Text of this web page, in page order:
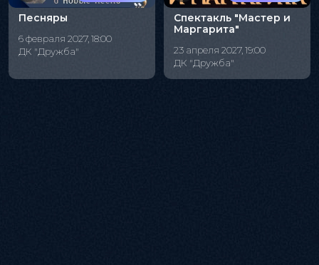
Песняры
6 февраля 2027, 18:00
ДК "Дружба"
Спектакль "Мастер и
Маргарита"
23 апреля 2027, 19:00
ДК "Дружба"